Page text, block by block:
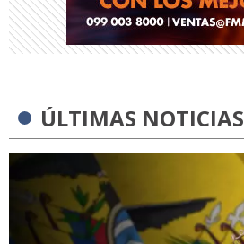
ÚLTIMAS NOTICIAS